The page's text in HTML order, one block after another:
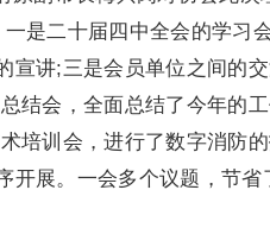
是二十届四中全会的学习
宣讲;三是会员单位之间的
结会，全面总结了今年的
培训会，进行了数字消防
开展。一会多个议题，节